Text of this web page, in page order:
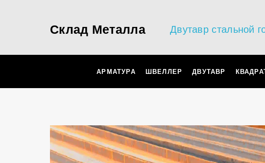
Склад Металла Двутавр стальной
АРМАТУРА ШВЕЛЛЕР ДВУТАВР